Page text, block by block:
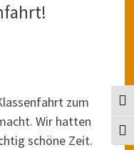
zum
Wir hatten
schöne Zeit.